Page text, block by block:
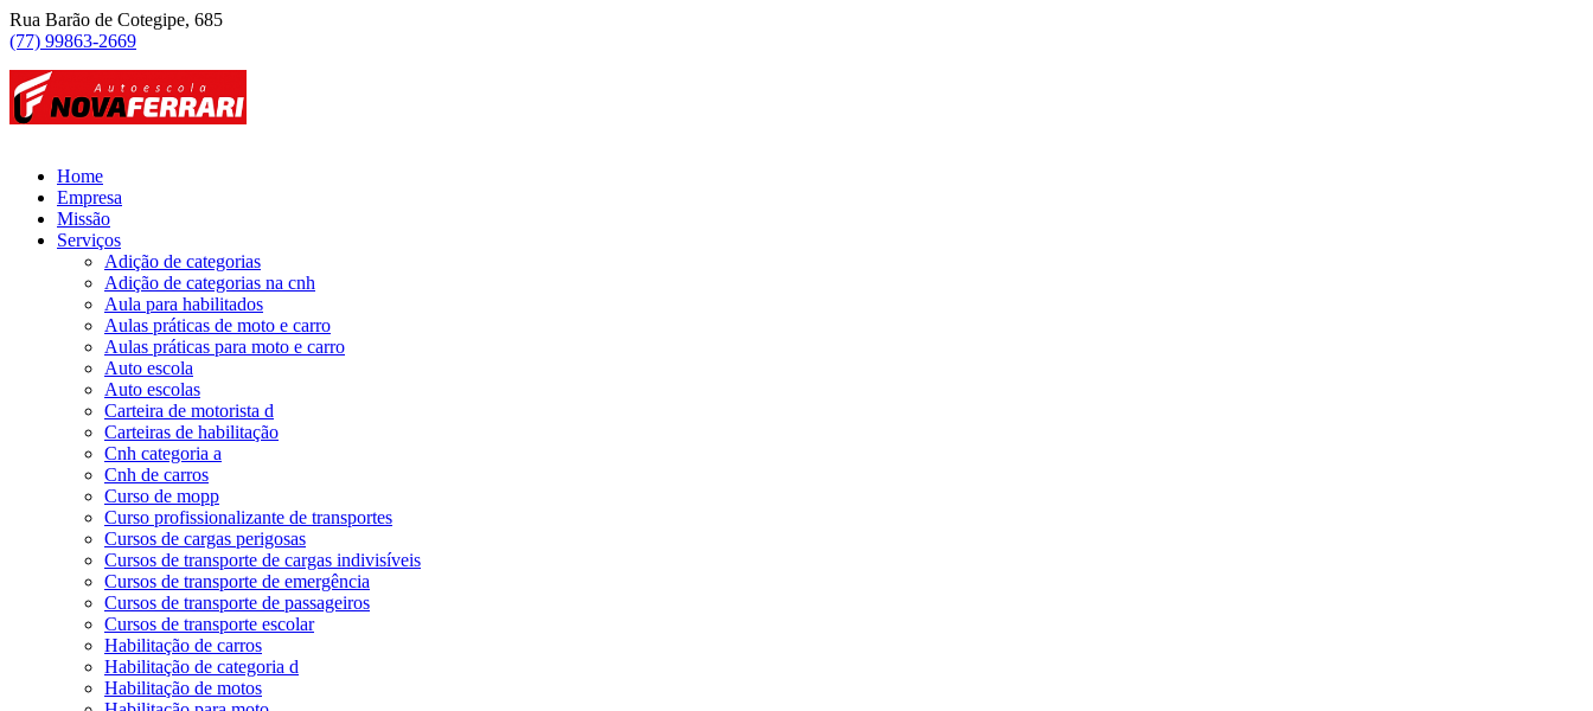
Rua Barão de Cotegipe, 685
(77) 99863-2669
Home
Empresa
Missão
Serviços
Adição de categorias
Adição de categorias na cnh
Aula para habilitados
Aulas práticas de moto e carro
Aulas práticas para moto e carro
Auto escola
Auto escolas
Carteira de motorista d
Carteiras de habilitação
Cnh categoria a
Cnh de carros
Curso de mopp
Curso profissionalizante de transportes
Cursos de cargas perigosas
Cursos de transporte de cargas indivisíveis
Cursos de transporte de emergência
Cursos de transporte de passageiros
Cursos de transporte escolar
Habilitação de carros
Habilitação de categoria d
Habilitação de motos